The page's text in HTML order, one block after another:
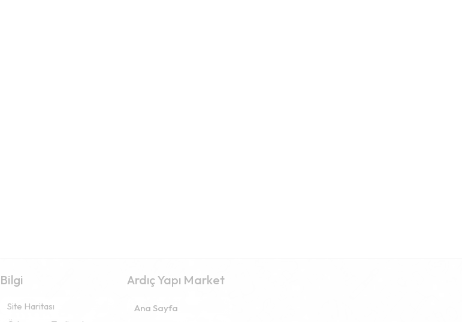
Bilgi
Site Haritası
Ardıç Yapı Market
Ana Sayfa